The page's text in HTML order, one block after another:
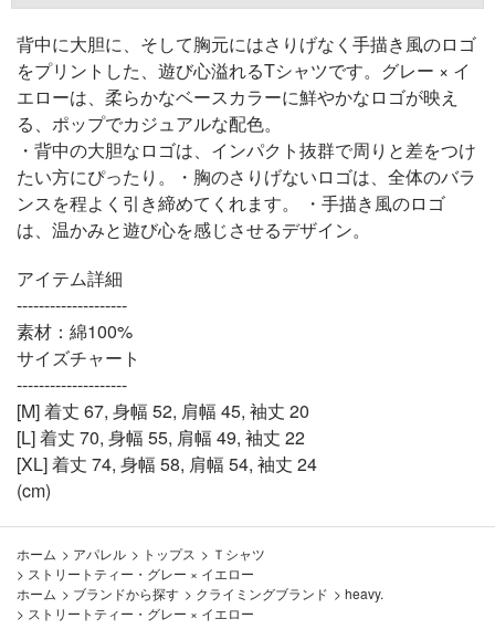
背中に大胆に、そして胸元にはさりげなく手描き風のロゴ
をプリントした、遊び心溢れるTシャツです。グレー × イ
エローは、柔らかなベースカラーに鮮やかなロゴが映え
る、ポップでカジュアルな配色。
・背中の大胆なロゴは、インパクト抜群で周りと差をつけ
たい方にぴったり。・胸のさりげないロゴは、全体のバラ
ンスを程よく引き締めてくれます。 ・手描き風のロゴ
は、温かみと遊び心を感じさせるデザイン。
アイテム詳細
--------------------
素材：綿100%
サイズチャート
--------------------
[M] 着丈 67, 身幅 52, 肩幅 45, 袖丈 20
[L] 着丈 70, 身幅 55, 肩幅 49, 袖丈 22
[XL] 着丈 74, 身幅 58, 肩幅 54, 袖丈 24
(cm)
ホーム > アパレル > トップス > Ｔシャツ
> ストリートティー・グレー × イエロー
ホーム > ブランドから探す > クライミングブランド > heavy.
> ストリートティー・グレー × イエロー